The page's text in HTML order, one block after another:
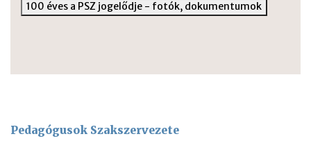
100 éves a PSZ jogelődje - fotók, dokumentumok
Pedagógusok Szakszervezete